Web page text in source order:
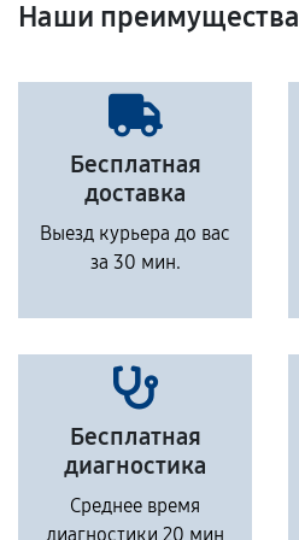
Наши преимущества
Бесплатная
доставка
Выезд курьера до вас
за 30 мин.
Бесплатная
диагностика
Среднее время
диагностики 20 мин